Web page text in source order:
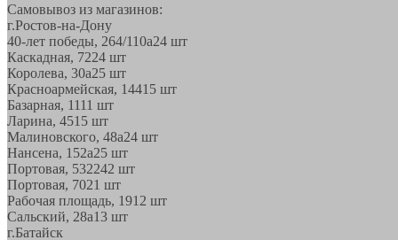
Самовывоз из магазинов:
г.Ростов-на-Дону
40-лет победы, 264/110а24 шт
Каскадная, 7224 шт
Королева, 30а25 шт
Красноармейская, 14415 шт
Базарная, 1111 шт
Ларина, 4515 шт
Малиновского, 48а24 шт
Нансена, 152а25 шт
Портовая, 532242 шт
Портовая, 7021 шт
Рабочая площадь, 1912 шт
Сальский, 28a13 шт
г.Батайск